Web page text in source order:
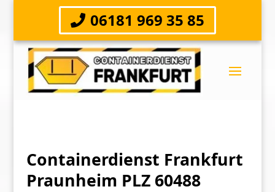
06181 969 35 85
Containerdienst Frankfurt
Praunheim PLZ 60488